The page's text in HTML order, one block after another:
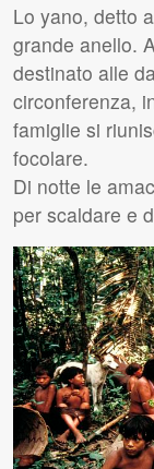
Lo yano, detto
grande anello.
destinato alle
circonferenza,
famiglie si
focolare.
Di notte le
per scaldare e